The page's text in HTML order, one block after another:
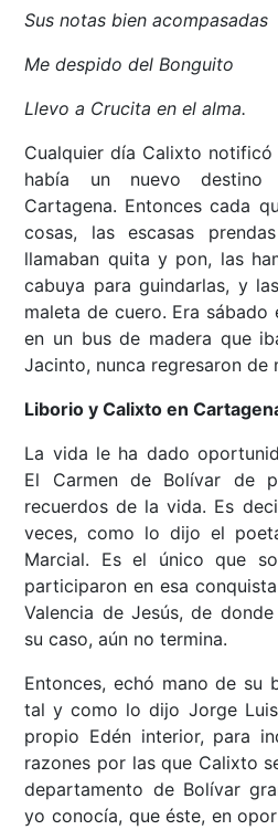
Sus notas bien acompasadas
Me despido del Bonguito
Llevo a Crucita en el alma.
Cualquier día Calixto notificó
había un nuevo destino
Cartagena. Entonces cada
cosas, las escasas
llamaban quita y pon, las
cabuya para guindarlas, y
maleta de cuero. Era
en un bus de madera que
Jacinto, nunca regresaron de
Liborio y Calixto en
La vida le ha dado
El Carmen de Bolívar de
recuerdos de la vida. Es
veces, como lo dijo el
Marcial. Es el único que
participaron en esa
Valencia de Jesús, de
su caso, aún no termina.
Entonces, echó mano de su
tal y como lo dijo Jorge
propio Edén interior, para
razones por las que Calixto
departamento de Bolívar
yo conocía, que éste, en